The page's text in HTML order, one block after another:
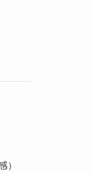
）